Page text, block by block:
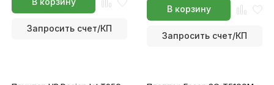
Запросить счет/КП
В корзину
Запросить счет/КП